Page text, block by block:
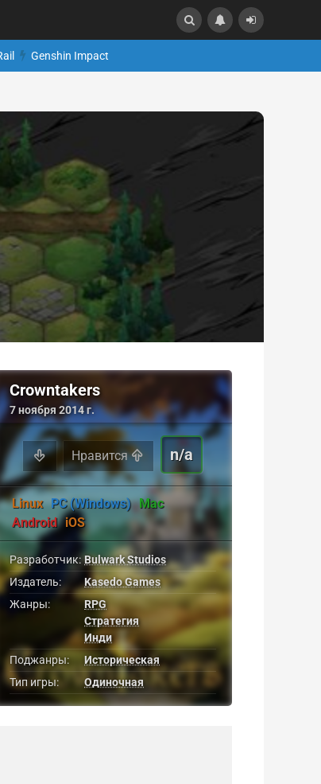
Genshin Impact
Crowntakers
7 ноября 2014 г.
Нравится n/a
Linux PC (Windows) Mac
Android iOS
Разработчик: Bulwark Studios
Издатель:
Kasedo Games
Жанры:
RPG
Стратегия
Инди
Поджанры:
Историческая
Тип игры:
Одиночная